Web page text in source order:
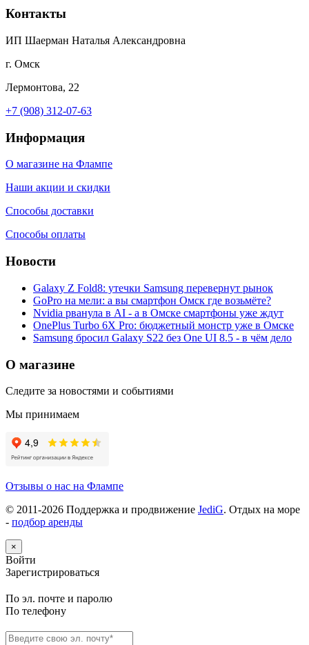
Контакты
ИП Шаерман Наталья Александровна
г. Омск
Лермонтова, 22
+7 (908) 312-07-63
Информация
О магазине на Флампе
Наши акции и скидки
Способы доставки
Способы оплаты
Новости
Galaxy Z Fold8: утечки Samsung перевернут рынок
GoPro на мели: а вы смартфон Омск где возьмёте?
Nvidia рванула в AI - а в Омске смартфоны уже ждут
OnePlus Turbo 6X Pro: бюджетный монстр уже в Омске
Samsung бросил Galaxy S22 без One UI 8.5 - в чём дело
О магазине
Следите за новостями и событиями
Мы принимаем
Отзывы о нас на Флампе
© 2011-2026 Поддержка и продвижение JediG. Отдых на море
- подбор аренды
×
Войти
Зарегистрироваться
По эл. почте и паролю
По телефону